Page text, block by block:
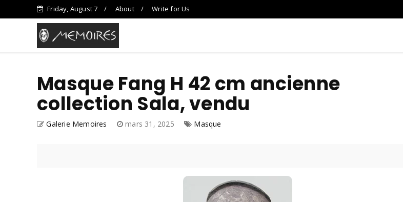
Friday, August 7 About Write for Us
Masque Fang H 42 cm ancienne
collection Sala, vendu
Galerie Memoires mars 31, 2025 Masque